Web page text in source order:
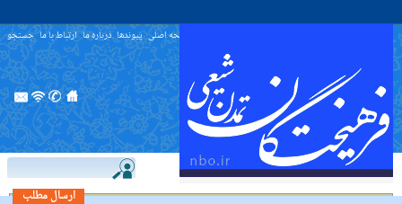
صفحه اصلی پیوندها درباره ما ارتباط با ما جستجو
ارسال مطلب